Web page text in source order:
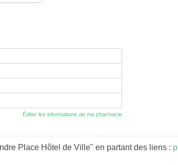
Éditer les informations de ma pharmacie
Place Hôtel de Ville" en partant des liens :